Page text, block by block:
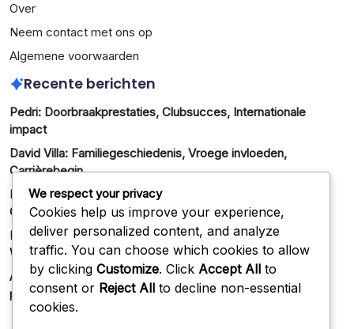
Over
Neem contact met ons op
Algemene voorwaarden
Recente berichten
Pedri: Doorbraakprestaties, Clubsucces, Internationale
impact
David Villa: Familiegeschiedenis, Vroege invloeden,
Carrièrebegin
Pau Torres: Internationaal debuut, Clubprestaties,
Opkomend talent
Iker Casillas: Aanvoerderschap,
Wereldbekeroverwinningen, Internationale records
Andrés Iniesta: Wereldbekerwinst, Clubtitels, Individuele
prijzen
We respect your privacy
Cookies help us improve your experience,
deliver personalized content, and analyze
traffic. You can choose which cookies to allow
by clicking Customize. Click Accept All to
consent or Reject All to decline non-essential
cookies.